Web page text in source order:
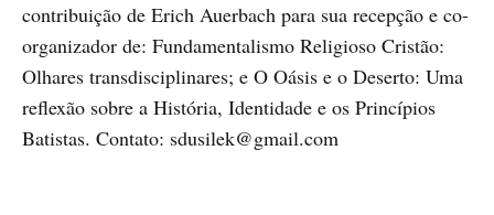
contribuição de Erich Auerbach para sua recepção e co-
organizador de: Fundamentalismo Religioso Cristão:
Olhares transdisciplinares; e O Oásis e o Deserto: Uma
reflexão sobre a História, Identidade e os Princípios
Batistas. Contato: sdusilek@gmail.com